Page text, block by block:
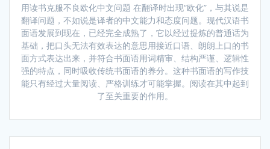
用读书克服不良欧化中文问题 在翻译时出现“欧化”，与其说是
翻译问题，不如说是译者的中文能力和态度问题。现代汉语书
面语发展到现在，已经完全成熟了，它以经过提炼的普通话为
基础，把口头无法有效表达的意思用接近口语、朗朗上口的书
面方式表达出来，并符合书面语用词精审、结构严谨、逻辑性
强的特点，同时吸收传统书面语的养分。这种书面语的写作技
能只有经过大量阅读、严格训练才可能掌握。阅读在其中起到
了至关重要的作用。